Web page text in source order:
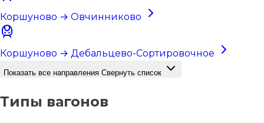
Коршуново → Овчинниково
Коршуново → Дебальцево-Сортировочное
Показать все направления Свернуть список
Типы вагонов